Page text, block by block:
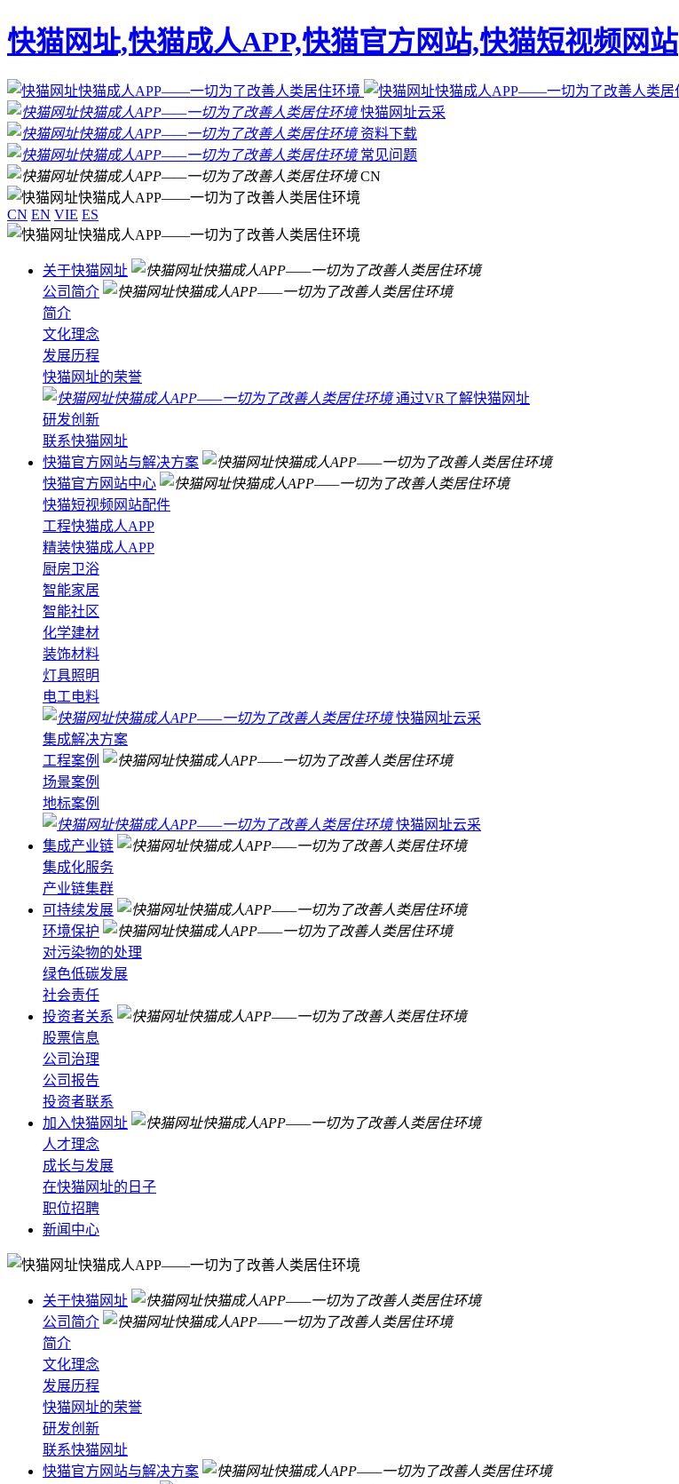
快猫网址,快猫成人APP,快猫官方网站,快猫短视频网站
快猫网址云采
资料下载
常见问题
CN
CN EN VIE ES
关于快猫网址
公司简介
简介
文化理念
发展历程
快猫网址的荣誉
通过VR了解快猫网址
研发创新
联系快猫网址
快猫官方网站与解决方案
快猫官方网站中心
快猫短视频网站配件
工程快猫成人APP
精装快猫成人APP
厨房卫浴
智能家居
智能社区
化学建材
装饰材料
灯具照明
电工电料
快猫网址云采
集成解决方案
工程案例
场景案例
地标案例
快猫网址云采
集成产业链
集成化服务
产业链集群
可持续发展
环境保护
对污染物的处理
绿色低碳发展
社会责任
投资者关系
股票信息
公司治理
公司报告
投资者联系
加入快猫网址
人才理念
成长与发展
在快猫网址的日子
职位招聘
新闻中心
关于快猫网址
公司简介
简介
文化理念
发展历程
快猫网址的荣誉
研发创新
联系快猫网址
快猫官方网站与解决方案